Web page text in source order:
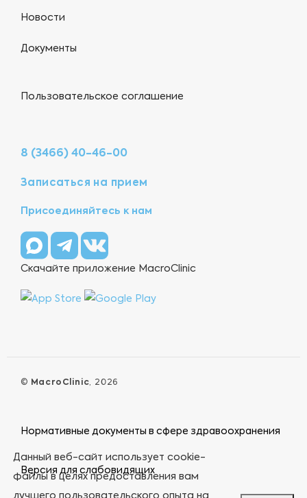
Новости
Документы
Пользовательское соглашение
8 (3466) 40-46-00
Записаться на прием
Присоединяйтесь к нам
Скачайте приложение MacroClinic
© MacroClinic, 2026
Нормативные документы в сфере здравоохранения
Версия для слабовидящих
Данный веб-сайт использует cookie-
файлы в целях предоставления вам
лучшего пользовательского опыта на